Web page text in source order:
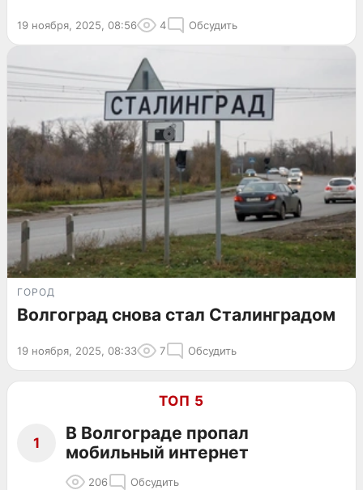
19 ноября, 2025, 08:56 4 Обсудить
ГОРОД
Волгоград снова стал Сталинградом
19 ноября, 2025, 08:33 7 Обсудить
ТОП 5
1
В Волгограде пропал
мобильный интернет
206 Обсудить